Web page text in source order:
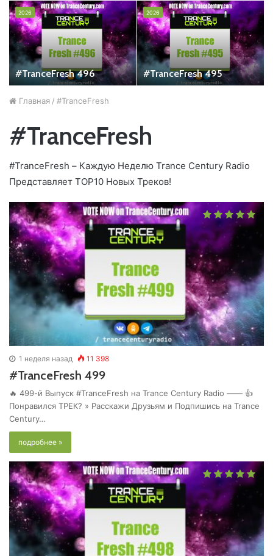
2026
#TranceFresh 496
2026
#TranceFresh 495
Главная / #TranceFresh
#TranceFresh
#TranceFresh – Каждую Неделю Trance Century Radio
Представляет TOP10 Новых Треков!
1 неделя назад 11 398
#TranceFresh 499
🔥 499-й Выпуск #TranceFresh на Trance Century Radio —— 👍
Понравился ТРЕК? » Расскажи Друзьям и Подпишись на Trance
Century…
подробнее »